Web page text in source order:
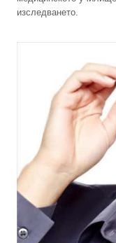
изследването.